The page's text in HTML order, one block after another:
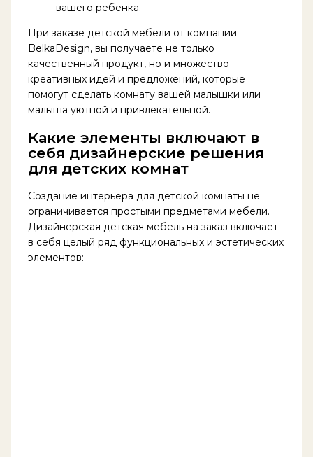
вашего ребенка.
При заказе детской мебели от компании
BelkaDesign, вы получаете не только
качественный продукт, но и множество
креативных идей и предложений, которые
помогут сделать комнату вашей малышки или
малыша уютной и привлекательной.
Какие элементы включают в
себя дизайнерские решения
для детских комнат
Создание интерьера для детской комнаты не
ограничивается простыми предметами мебели.
Дизайнерская детская мебель на заказ включает
в себя целый ряд функциональных и эстетических
элементов: